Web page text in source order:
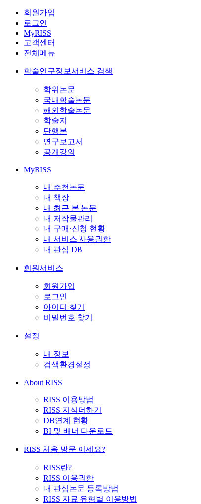
회원가입
로그인
MyRISS
고객센터
전체메뉴
학술연구정보서비스 검색
학위논문
국내학술논문
해외학술논문
학술지
단행본
연구보고서
공개강의
MyRISS
내 추천논문
내 책장
내 최근 본 논문
내 저작물관리
내 구매·신청 현황
내 서비스 사용권한
내 관심 DB
회원서비스
회원가입
로그인
아이디 찾기
비밀번호 찾기
설정
내 정보
검색환경설정
About RISS
RISS 이용방법
RISS 지식더하기
DB연계 현황
BI 및 배너 다운로드
RISS 처음 방문 이세요?
RISS란?
RISS 이용권한
내 관심논문 등록방법
RISS 자료 유형별 이용방법